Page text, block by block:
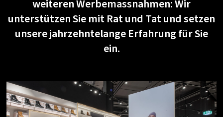
weiteren Werbemassnahmen: Wir
unterstützen Sie mit Rat und Tat und setzen
unsere jahrzehntelange Erfahrung für Sie
ein.